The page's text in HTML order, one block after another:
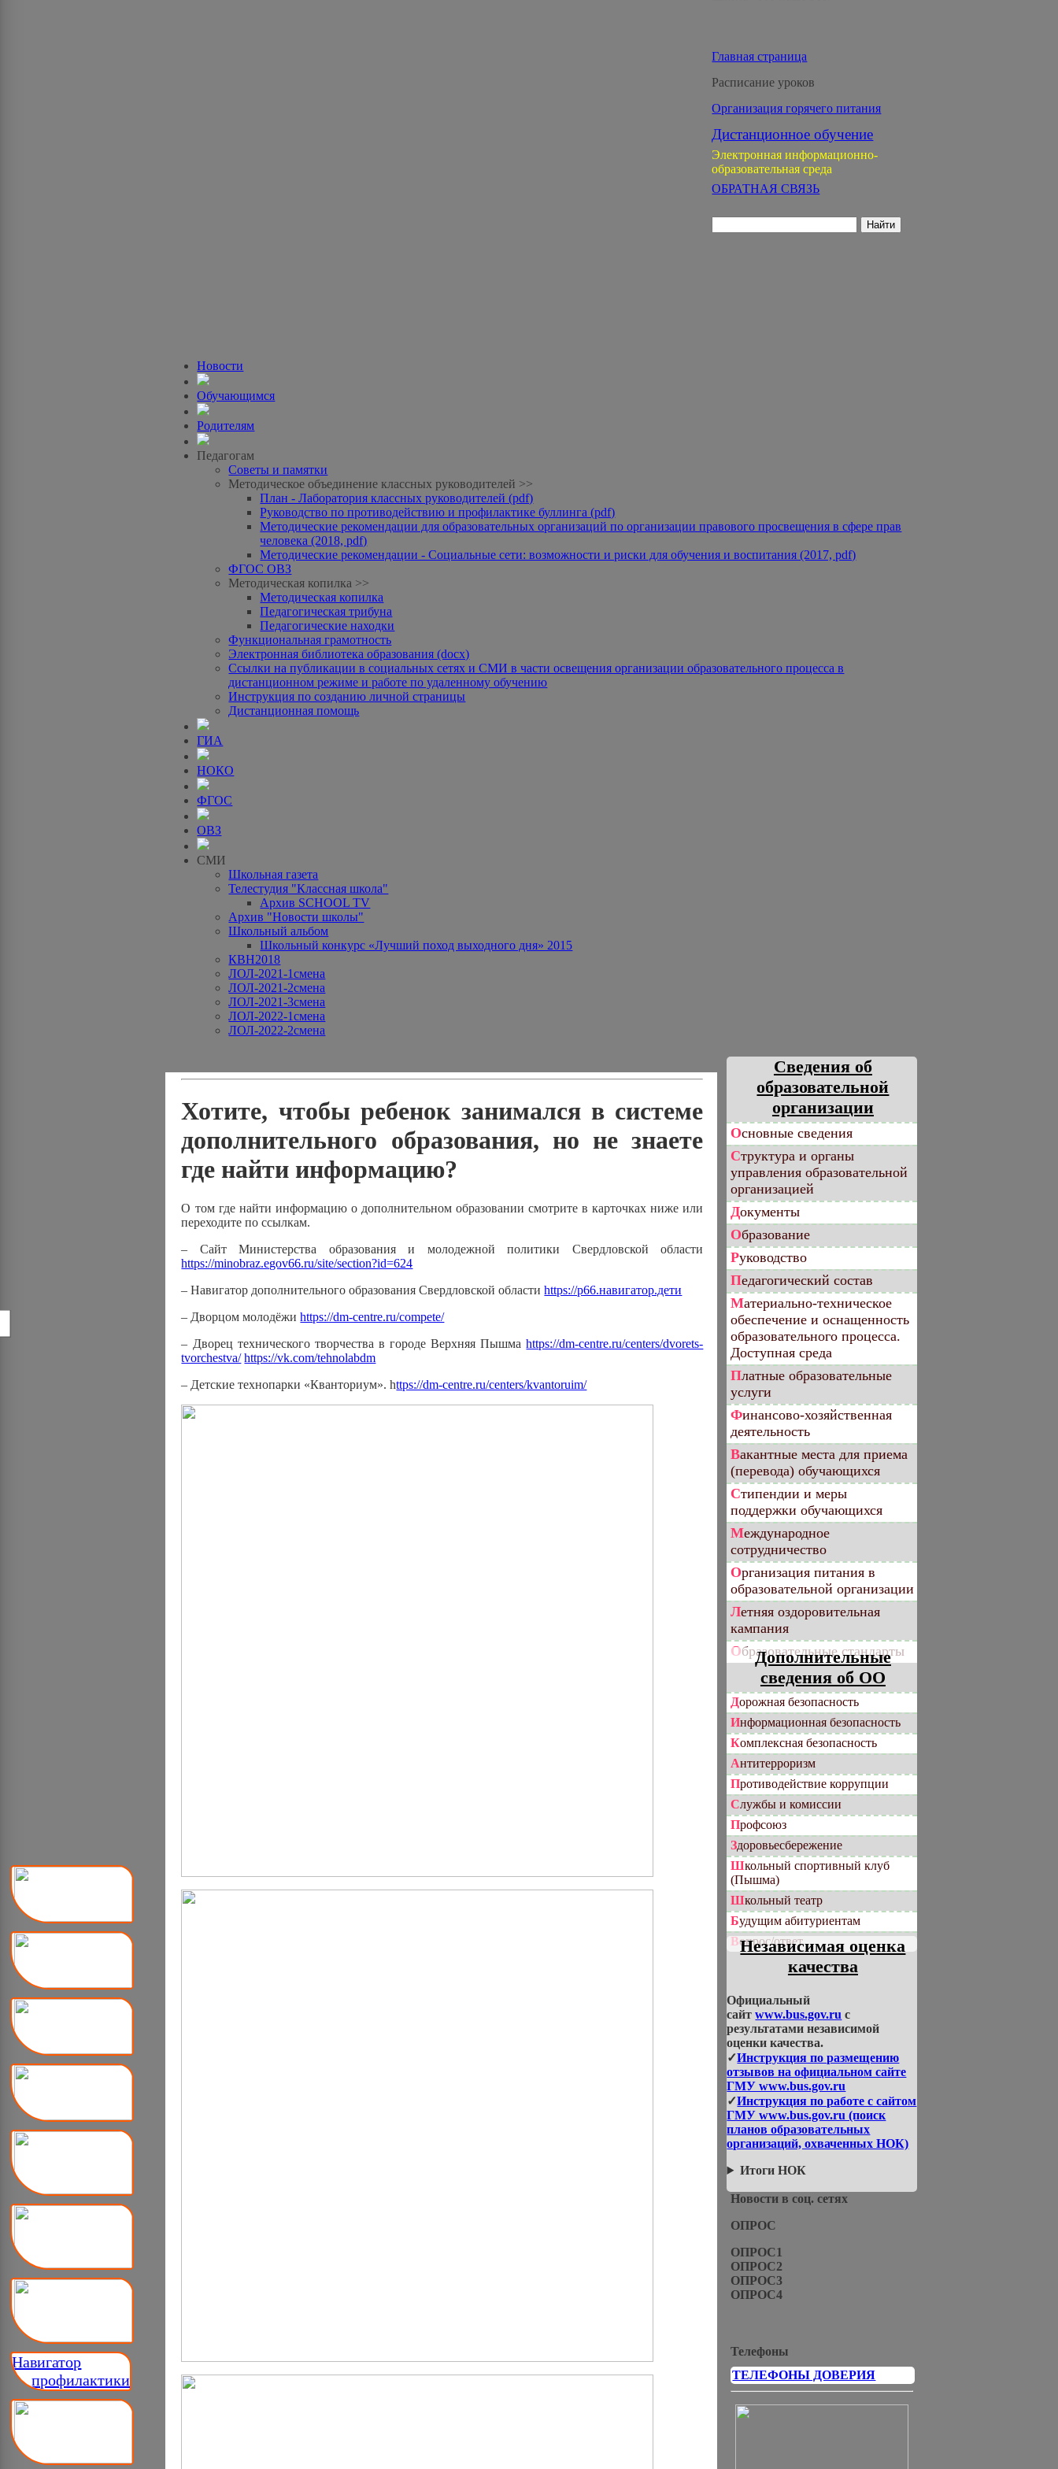
Навигатор
__ профилактики
Главная страница
Расписание уроков
Организация горячего питания
Дистанционное обучение
Электронная информационно-
образовательная среда
ОБРАТНАЯ СВЯЗЬ
Новости
Обучающимся
Родителям
Педагогам
Советы и памятки
Методическое объединение классных руководителей >>
План - Лаборатория классных руководителей (pdf)
Руководство по противодействию и профилактике буллинга (pdf)
Методические рекомендации для образовательных организаций по организации правового просвещения в сфере прав
человека (2018, pdf)
Методические рекомендации - Социальные сети: возможности и риски для обучения и воспитания (2017, pdf)
ФГОС ОВЗ
Методическая копилка >>
Методическая копилка
Педагогическая трибуна
Педагогические находки
Функциональная грамотность
Электронная библиотека образования (docx)
Ссылки на публикации в социальных сетях и СМИ в части освещения организации образовательного процесса в
дистанционном режиме и работе по удаленному обучению
Инструкция по созданию личной страницы
Дистанционная помощь
ГИА
НОКО
ФГОС
ОВЗ
СМИ
Школьная газета
Телестудия "Классная школа"
Архив SCHOOL TV
Архив "Новости школы"
Школьный альбом
Школьный конкурс «Лучший поход выходного дня» 2015
КВН2018
ЛОЛ-2021-1смена
ЛОЛ-2021-2смена
ЛОЛ-2021-3смена
ЛОЛ-2022-1смена
ЛОЛ-2022-2смена
Хотите, чтобы ребенок занимался в системе
дополнительного образования, но не знаете
где найти информацию?
О том где найти информацию о дополнительном образовании смотрите в карточках ниже или
переходите по ссылкам.
– Сайт Министерства образования и молодежной политики Свердловской области
https://minobraz.egov66.ru/site/section?id=624
– Навигатор дополнительного образования Свердловской областиhttps://р66.навигатор.дети
– Дворцом молодёжиhttps://dm-centre.ru/compete/
– Дворец технического творчества в городе Верхняя Пышмаhttps://dm-centre.ru/centers/dvorets-
tvorchestva/ https://vk.com/tehnolabdm
– Детские технопарки «Кванториум». https://dm-centre.ru/centers/kvantoruim/
Сведения об
образовательной
организации
Основные сведения
Структура и органы
управления образовательной
организацией
Документы
Образование
Руководство
Педагогический состав
Материально-техническое
обеспечение и оснащенность
образовательного процесса.
Доступная среда
Платные образовательные
услуги
Финансово-хозяйственная
деятельность
Вакантные места для приема
(перевода) обучающихся
Стипендии и меры
поддержки обучающихся
Международное
сотрудничество
Организация питания в
образовательной организации
Летняя оздоровительная
кампания
Образовательные стандарты
Дополнительные
сведения об ОО
Дорожная безопасность
Информационная безопасность
Комплексная безопасность
Антитерроризм
Противодействие коррупции
Службы и комиссии
Профсоюз
Здоровьесбережение
Школьный спортивный клуб
(Пышма)
Школьный театр
Будущим абитуриентам
Вопрос/ответ
Независимая оценка
качества
Официальный
сайтwww.bus.gov.ru с
результатами независимой
оценки качества.
✓Инструкция по размещению
отзывов на официальном сайте
ГМУ www.bus.gov.ru
✓Инструкция по работе с сайтом
ГМУ www.bus.gov.ru (поиск
планов образовательных
организаций, охваченных НОК)
Итоги НОК
Новости в соц. сетях
ОПРОС
ОПРОС1
ОПРОС2
ОПРОС3
ОПРОС4
Телефоны
ТЕЛЕФОНЫ ДОВЕРИЯ